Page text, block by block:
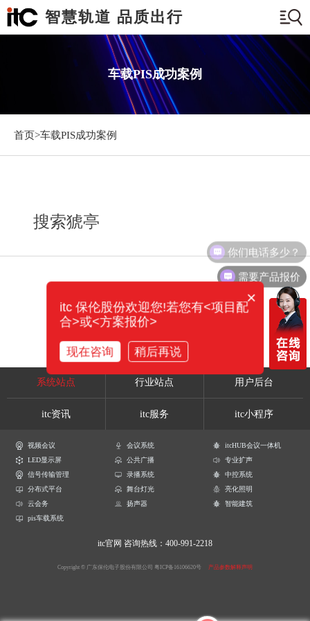
智慧轨道 品质出行
车载PIS成功案例
首页>车载PIS成功案例
搜索猇亭
系统站点 行业站点 用户后台
itc资讯 itc服务 itc小程序
视频会议 会议系统
itcHUB会议一体机
LED显示屏
公共广播
专业扩声
信号传输管理
录播系统
中控系统
分布式平台
舞台灯光
亮化照明
云会务
扬声器
智能建筑
pis车载系统
itc官网 咨询热线：400-991-2218
Copyright © 广东保伦电子股份有限公司 粤ICP备16106620号 产品参数解释声明
你们电话多少？
需要产品报价
×
itc 保伦股份欢迎您!若您有<项目配
合>或<方案报价>
现在咨询 稍后再说